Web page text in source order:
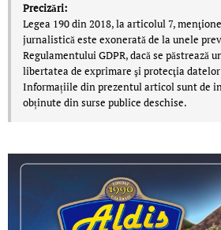
Precizări:
Legea 190 din 2018, la articolul 7,
jurnalistică este exonerată de la unele
Regulamentului GDPR, dacă se păstrează
libertatea de exprimare şi protecţia
Informațiile din prezentul articol sunt de
obținute din surse publice deschise.